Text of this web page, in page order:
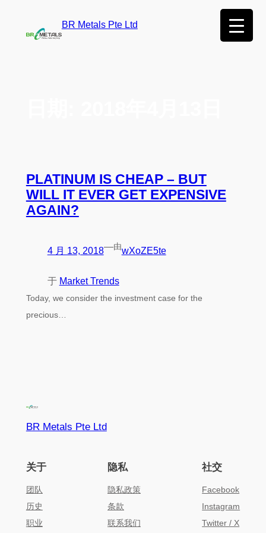
BR Metals Pte Ltd
PLATINUM IS CHEAP – BUT
WILL IT EVER GET EXPENSIVE
AGAIN?
4 月 13, 2018—由wXoZE5te
于 Market Trends
Today, we consider the investment case for the
precious…
BR Metals Pte Ltd
关于
团队
历史
职业
隐私
隐私政策
条款
联系我们
社交
Facebook
Instagram
Twitter / X